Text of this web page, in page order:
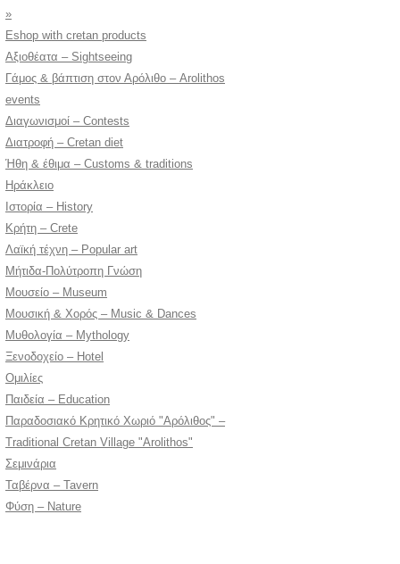
»
Eshop with cretan products
Αξιοθέατα – Sightseeing
Γάμος & βάπτιση στον Αρόλιθο – Arolithos
events
Διαγωνισμοί – Contests
Διατροφή – Cretan diet
Ήθη & έθιμα – Customs & traditions
Ηράκλειο
Ιστορία – History
Κρήτη – Crete
Λαϊκή τέχνη – Popular art
Μήτιδα-Πολύτροπη Γνώση
Μουσείο – Museum
Μουσική & Χορός – Music & Dances
Μυθολογία – Mythology
Ξενοδοχείο – Hotel
Ομιλίες
Παιδεία – Education
Παραδοσιακό Κρητικό Χωριό "Αρόλιθος" –
Traditional Cretan Village "Arolithos"
Σεμινάρια
Ταβέρνα – Tavern
Φύση – Nature